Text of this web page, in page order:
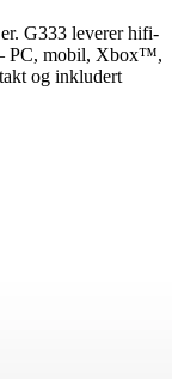
G333 leverer hifi-
PC, mobil, Xbox™,
og inkludert